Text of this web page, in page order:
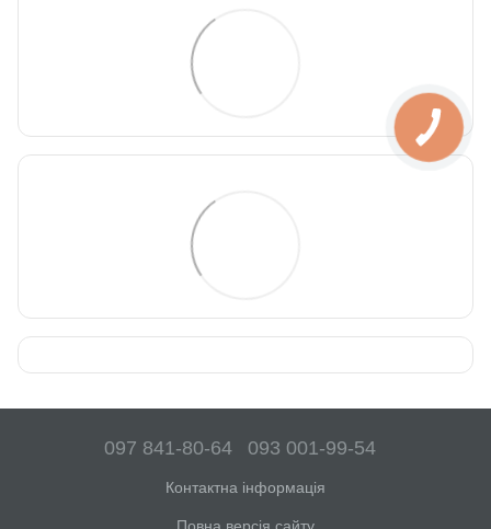
097 841-80-64 093 001-99-54
Контактна інформація